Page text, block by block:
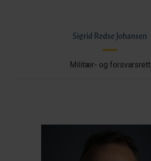
Sigrid Redse Johansen
Militær- og forsvarsrett